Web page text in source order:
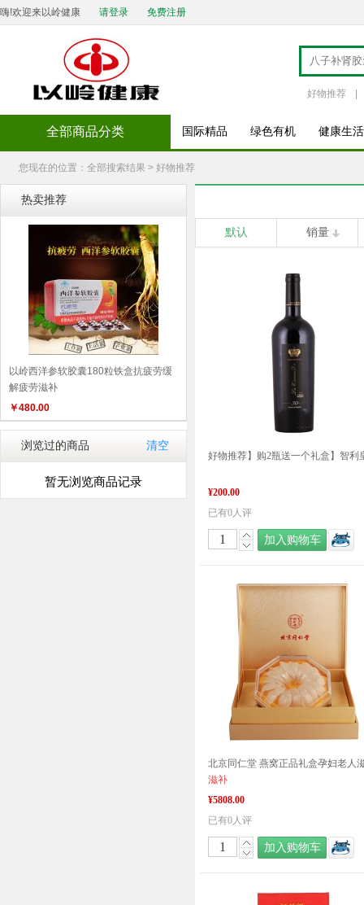
嗨!欢迎来以岭健康 请登录 免费注册
好物推荐
全部商品分类 国际精品 绿色有机 健康生活
您现在的位置：全部搜索结果 > 好物推荐
热卖推荐
以岭西洋参软胶囊180粒铁盒抗疲劳缓
解疲劳滋补
￥480.00
浏览过的商品 清空
暂无浏览商品记录
默认 销量
¥200.00
已有0人评
加入购物车
滋补
¥5808.00
已有0人评
加入购物车